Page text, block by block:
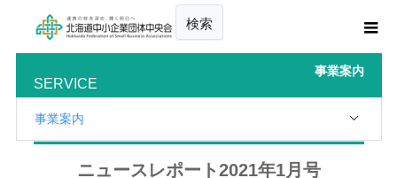
検索
SERVICE
事業案内
事業案内
ニュースレポート2021年1月号